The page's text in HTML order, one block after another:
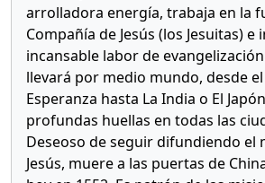
arrolladora energía, trabaja en la
Compañía de Jesús (los Jesuitas) e
incansable labor de
llevará por medio mundo, desde
Esperanza hasta La India o El
profundas huellas en todas las
Deseoso de seguir difundiendo el
Jesús, muere a las puertas de